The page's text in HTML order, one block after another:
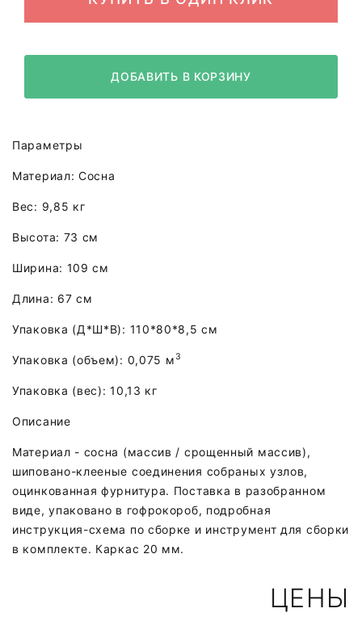
ДОБАВИТЬ В КОРЗИНУ
Параметры
Материал: Сосна
Вес: 9,85 кг
Высота: 73 см
Ширина: 109 см
Длина: 67 см
Упаковка (Д*Ш*В): 110*80*8,5 см
Упаковка (объем): 0,075 м 3
Упаковка (вес): 10,13 кг
Описание
Материал - сосна (массив / срощенный массив),
шиповано-клееные соединения собраных узлов,
оцинкованная фурнитура. Поставка в разобранном
виде, упаковано в гофрокороб, подробная
инструкция-схема по сборке и инструмент для сборки
в комплекте. Каркас 20 мм.
ЦЕНЫ